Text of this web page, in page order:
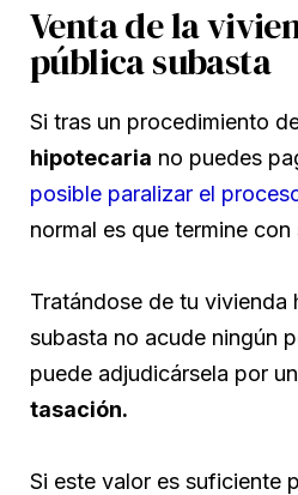
Venta de la
pública subasta
Si tras un procedimiento
hipotecaria no puedes
posible paralizar el
normal es que termine con
Tratándose de tu vivienda
subasta no acude ningún
puede adjudicársela por
tasación.
Si este valor es suficiente